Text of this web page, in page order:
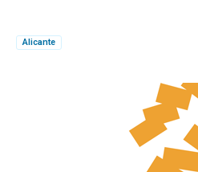
Alicante